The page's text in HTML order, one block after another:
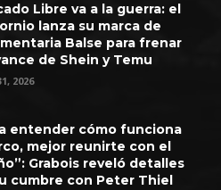
Libre va a la guerra: el
lanza su marca de
Balse para frenar
de Shein y Temu
2026
entender cómo funciona
mejor reunirte con el
Grabois reveló detalles
cumbre con Peter Thiel